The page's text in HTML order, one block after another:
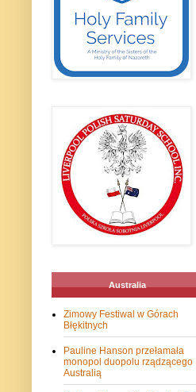
Australia
Zimowy Festiwal w Górach
Błękitnych
Pauline Hanson przełamała
monopol duopolu rządzącego
Australią